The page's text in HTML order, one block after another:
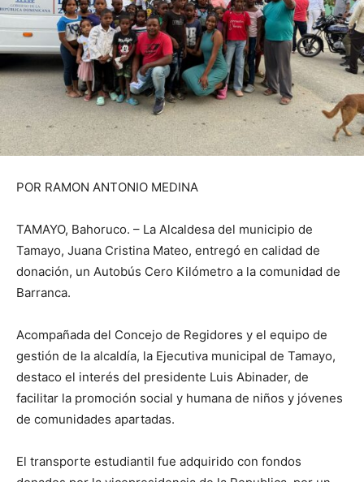
POR RAMON ANTONIO MEDINA
TAMAYO, Bahoruco. – La Alcaldesa del municipio de
Tamayo, Juana Cristina Mateo, entregó en calidad de
donación, un Autobús Cero Kilómetro a la comunidad de
Barranca.
Acompañada del Concejo de Regidores y el equipo de
gestión de la alcaldía, la Ejecutiva municipal de Tamayo,
destaco el interés del presidente Luis Abinader, de
facilitar la promoción social y humana de niños y jóvenes
de comunidades apartadas.
El transporte estudiantil fue adquirido con fondos